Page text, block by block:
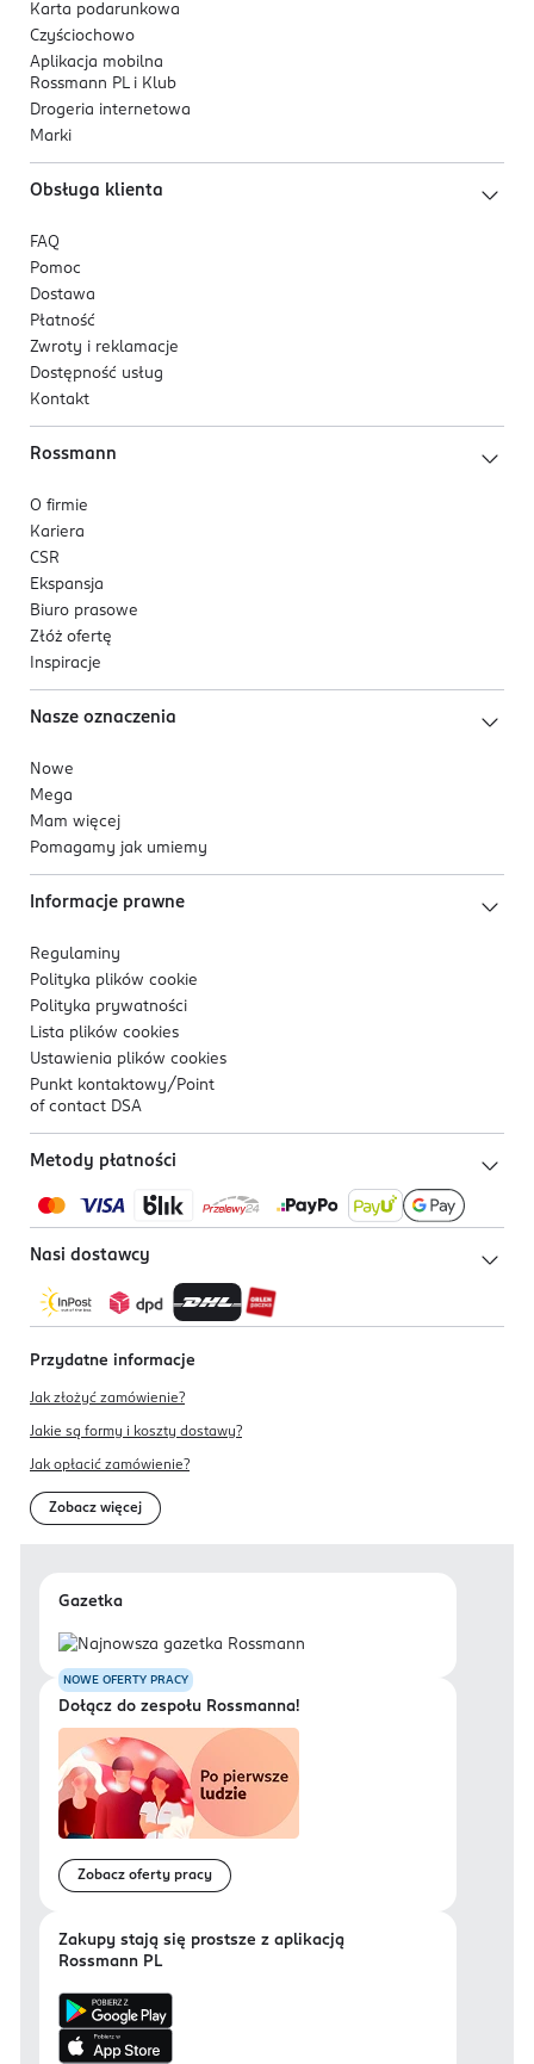
Karta podarunkowa
Czyściochowo
Aplikacja mobilna
Rossmann PL i Klub
Drogeria internetowa
Marki
Obsługa klienta
FAQ
Pomoc
Dostawa
Płatność
Zwroty i reklamacje
Dostępność usług
Kontakt
Rossmann
O firmie
Kariera
CSR
Ekspansja
Biuro prasowe
Złóż ofertę
Inspiracje
Nasze oznaczenia
Nowe
Mega
Mam więcej
Pomagamy jak umiemy
Informacje prawne
Regulaminy
Polityka plików cookie
Polityka prywatności
Lista plików cookies
Ustawienia plików cookies
Punkt kontaktowy/ Point
of contact DSA
Metody płatności
Nasi dostawcy
Przydatne informacje
Jak złożyć zamówienie?
Jakie są formy i koszty dostawy?
Jak opłacić zamówienie?
Zobacz więcej
Gazetka
NOWE OFERTY PRACY
Dołącz do zespołu Rossmanna!
Zobacz oferty pracy
Zakupy stają się prostsze z aplikacją
Rossmann PL